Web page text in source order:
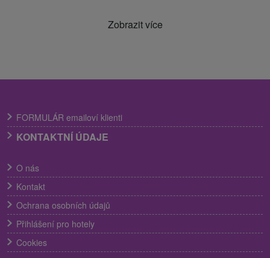
Zobrazit více
FORMULÁR emailoví klienti
KONTAKTNÍ ÚDAJE
O nás
Kontakt
Ochrana osobních údajů
Přihlášení pro hotely
Cookies